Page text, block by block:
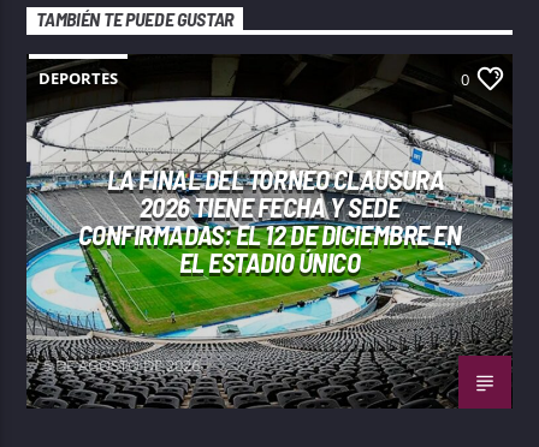
TAMBIÉN TE PUEDE GUSTAR
DEPORTES 0
LA FINAL DEL TORNEO CLAUSURA
2026 TIENE FECHA Y SEDE
CONFIRMADAS: EL 12 DE DICIEMBRE EN
EL ESTADIO ÚNICO
5 DE AGOSTO DE 2026